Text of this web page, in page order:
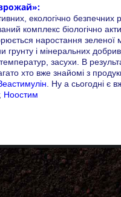
екологічно
комплекс біологічно
наростання
і мінеральних
засухи. В
хто вже знайомі з
. Ну а сьогодні є
Ноостим